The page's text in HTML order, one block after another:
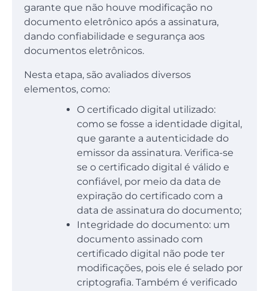
garante que não houve modificação no
documento eletrônico após a assinatura,
dando confiabilidade e segurança aos
documentos eletrônicos.
Nesta etapa, são avaliados diversos
elementos, como:
O certificado digital utilizado:
como se fosse a identidade digital,
que garante a autenticidade do
emissor da assinatura. Verifica-se
se o certificado digital é válido e
confiável, por meio da data de
expiração do certificado com a
data de assinatura do documento;
Integridade do documento: um
documento assinado com
certificado digital não pode ter
modificações, pois ele é selado por
criptografia. Também é verificado